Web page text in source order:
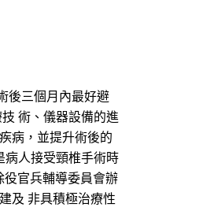
後三個月內最好避
術、儀器設備的進
病，並提升術後的
病人接受頸椎手術時
官兵輔導委員會辦
及 非具積極治療性